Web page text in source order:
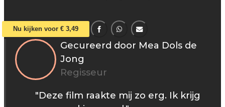
Nu kijken voor € 3,49
Gecureerd door Mea Dols de
Jong
Regisseur
"Deze film raakte mij zo erg. Ik krijg